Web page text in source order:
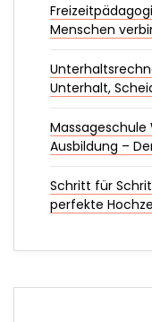
Menschen
Unterhalt,
Massageschule
Ausbildung –
Schritt für
perfekte